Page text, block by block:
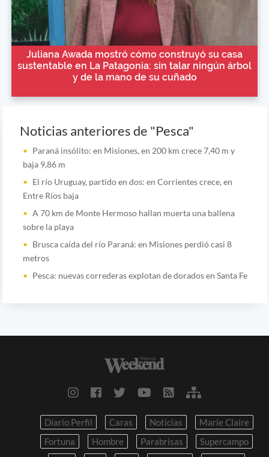
Juliana Awada mostró cómo construyó su casa
sustentable en La Patagonia: sin talar ningún árbol
y de la mano de su cuñado
Noticias anteriores de "Pesca"
Paraná insólito: en Misiones, en 200 km crece 7,40 m y
baja 9,86 m
El río Uruguay, partido en dos: en Corrientes crece, en
Entre Ríos baja
A 70 km de Monte Hermoso hallan muerta una ballena
sobre la playa
Brusca caída del río Paraná: en Misiones perdió casi 8
metros
Pesca: nuevas correderas explotan de dorados en Santa Fe
Diario Perfil Caras Noticias
Marie Claire
Fortuna
Hombre Parabrisas
Supercampo